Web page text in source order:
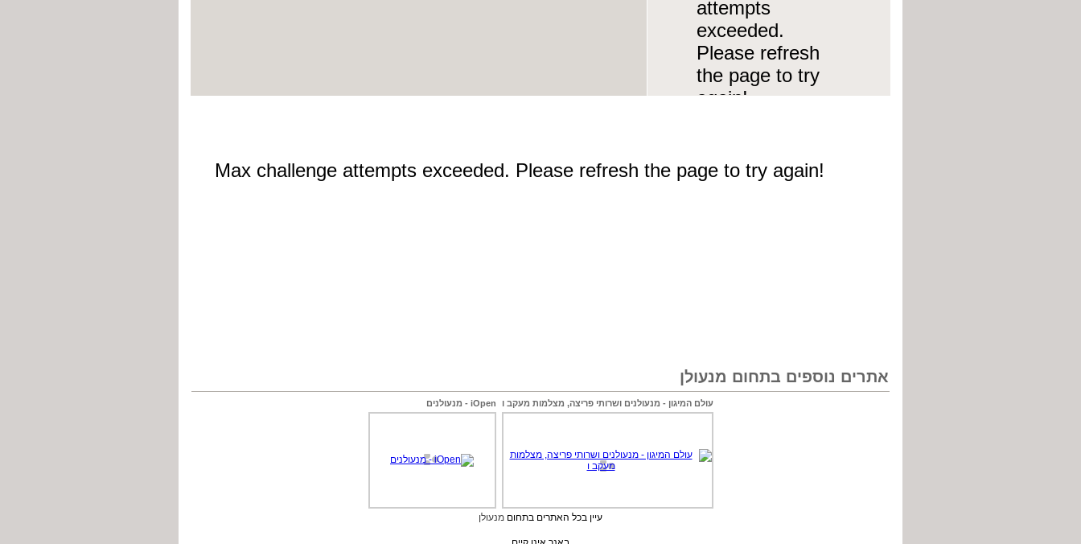
אתרים נוספים בתחום מנעולן
עולם המיגון - מנעולנים ושרותי פריצה, מצלמות מעקב ו iOpen - מנעולנים
עיין בכל האתרים בתחום מנעולן